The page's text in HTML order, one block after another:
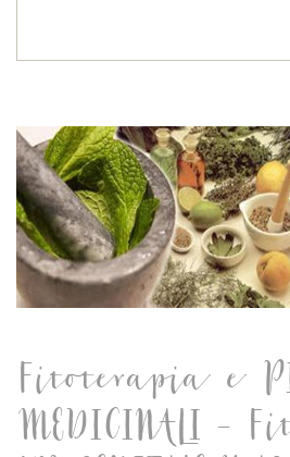
Fitoterapia e
MEDICINALI -